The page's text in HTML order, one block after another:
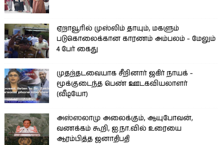
ஏறாவூரில் முஸ்லிம் தாயும், மகளும்
படுகொலைக்கான காரணம் அம்பலம் - மேலும்
4 பேர் கைது
முதற்தடவையாக சீறினார் ஜகிர் நாயக் -
மூக்குடைந்த பெண் ஊடகவியலாளர்
(வீடியோ)
அஸ்ஸலாமு அலைக்கும், ஆயுபோவன்,
வணக்கம் கூறி, ஐ.நா.வில் உரையை
ஆரம்பித்த ஜனாதிபதி